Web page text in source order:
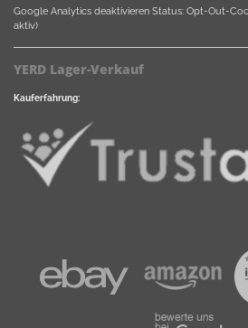
Google Analytics deaktivieren Status: Opt-Out-
aktiv)
YERD Lager-Verkauf
Kauferfahrung: